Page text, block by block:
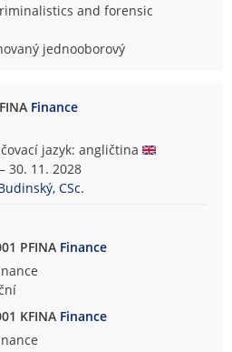
and forensic
jednooborový
Finance
jazyk: angličtina
30. 11. 2028
CSc.
PFINA Finance
KFINA Finance